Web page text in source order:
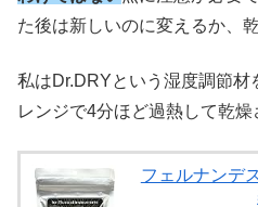
た後は新しいのに変えるか、
私はDr.DRYという湿度調節材
レンジで4分ほど過熱して乾燥
フェルナンデ